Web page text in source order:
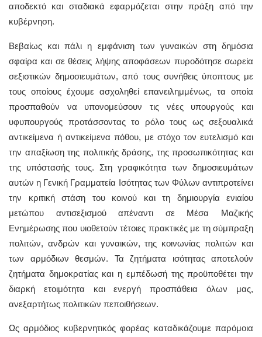
αποδεκτό και σταδιακά εφαρμόζεται στην πράξη από την
κυβέρνηση.
Βεβαίως και πάλι η εμφάνιση των γυναικών στη δημόσια
σφαίρα και σε θέσεις λήψης αποφάσεων πυροδότησε σωρεία
σεξιστικών δημοσιευμάτων, από τους συνήθεις ύποπτους με
τους οποίους έχουμε ασχοληθεί επανειλημμένως, τα οποία
προσπαθούν να υπονομεύσουν τις νέες υπουργούς και
υφυπουργούς προτάσσοντας το ρόλο τους ως σεξουαλικά
αντικείμενα ή αντικείμενα πόθου, με στόχο τον ευτελισμό και
την απαξίωση της πολιτικής δράσης, της προσωπικότητας και
της υπόστασής τους. Στη γραφικότητα των δημοσιευμάτων
αυτών η Γενική Γραμματεία Ισότητας των Φύλων αντιπροτείνει
την κριτική στάση του κοινού και τη δημιουργία ενιαίου
μετώπου αντισεξισμού απέναντι σε Μέσα Μαζικής
Ενημέρωσης που υιοθετούν τέτοιες πρακτικές με τη σύμπραξη
πολιτών, ανδρών και γυναικών, της κοινωνίας πολιτών και
των αρμόδιων θεσμών. Τα ζητήματα ισότητας αποτελούν
ζητήματα δημοκρατίας και η εμπέδωσή της προϋποθέτει την
διαρκή ετοιμότητα και ενεργή προσπάθεια όλων μας,
ανεξαρτήτως πολιτικών πεποιθήσεων.
Ως αρμόδιος κυβερνητικός φορέας καταδικάζουμε παρόμοια